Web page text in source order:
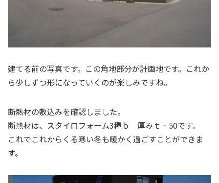
建てる前の写真です。この角地部分が計画地です。これか
ら少しずつ形になっていくのが楽しみですね。
断熱材の敷込みを確認しました。
断熱材は、スタイロフォーム3種ｂ 厚みｔ‐50です。
これでこれからくる寒い冬も暖かく過ごすことができま
す。